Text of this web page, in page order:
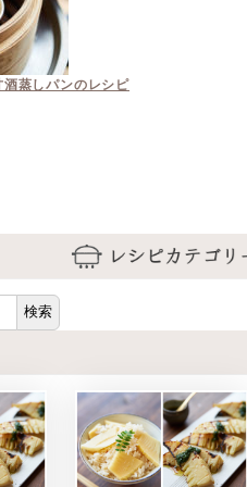
さば缶バインミーのレシピ
検索